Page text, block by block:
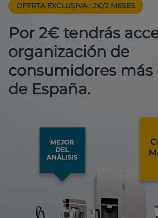
OFERTA EXCLUSIVA : 2€/2 MESES
Por 2€ tendrás
organización de
consumidores más
de España.